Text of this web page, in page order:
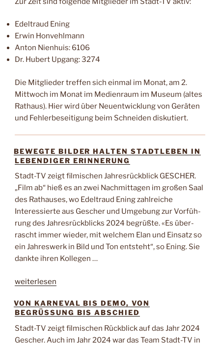
Edeltraud Ening
Erwin Honvehlmann
Anton Nienhuis: 6106
Dr. Hubert Upgang: 3274
Die Mitglieder treffen sich einmal im Monat, am 2.
Mittwoch im Monat im Medienraum im Museum (altes
Rathaus). Hier wird über Neuentwicklung von Geräten
und Fehlerbeseitigung beim Schneiden diskutiert.
BEWEGTE BILDER HALTEN STADTLEBEN IN
LEBENDIGER ERINNERUNG
Stadt-TV zeigt filmischen Jahresrückblick GESCHER.
„Film ab“ hieß es an zwei Nachmittagen im gro­ßen Saal
des Rathauses, wo Edeltraud Ening zahlreiche
Interessierte aus Gescher und Umgebung zur Vorfüh­
rung des Jahresrückblicks 2024 begrüßte. «Es über­
rascht immer wieder, mit welchem Elan und Einsatz so
ein Jahreswerk in Bild und Ton entsteht“, so Ening. Sie
dankte ihren Kollegen …
„Bewegte
halten
Stadtleben
in
lebendiger
weiterlesen
VON KARNEVAL BIS DEMO, VON
BEGRÜSSUNG BIS ABSCHIED
Stadt-TV zeigt filmischen Rückblick auf das Jahr 2024
Gescher. Auch im Jahr 2024 war das Team Stadt-TV in